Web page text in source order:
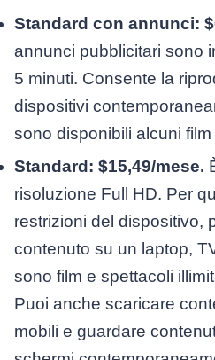
Standard con annunci:
annunci pubblicitari sono
5 minuti. Consente la
dispositivi
sono disponibili alcuni
Standard: $15,49/mese.
risoluzione Full HD. Per
restrizioni del dispositivo,
contenuto su un laptop,
sono film e spettacoli
Puoi anche scaricare
mobili e guardare